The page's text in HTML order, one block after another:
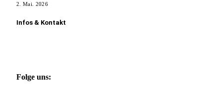
2. Mai. 2026
Infos & Kontakt
Folge uns: